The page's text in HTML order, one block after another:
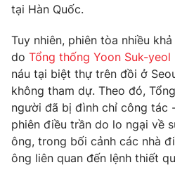
Góc doanh nghiệp
Truyền hình
Phim VTV
Hậu trường
Nhân vật
Khán giả
Giải sao mai
Giải trí
Điện ảnh
Âm nhạc
Sao
Đời sống
Du lịch
Làm đẹp
Giáo dục
Tuyển sinh
tại Hàn Quốc.
Tuy nhiên, phiên tòa nhiều
do Tổng thống Yoon Suk-yeol
náu tại biệt thự trên đồi ở
không tham dự. Theo đó,
người đã bị đình chỉ công tác
phiên điều trần do lo ngại về
ông, trong bối cảnh các nhà
ông liên quan đến lệnh thiết